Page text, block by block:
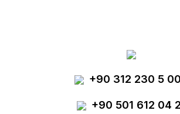
Yorum Yaz
Ürün resmi kalitesiz, bozuk
görüntülenemiyor.
+90 312 230 5
+90 501 612 04